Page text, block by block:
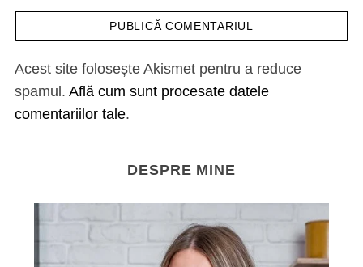
Acest site folosește Akismet pentru a reduce
spamul. Află cum sunt procesate datele
comentariilor tale.
DESPRE MINE